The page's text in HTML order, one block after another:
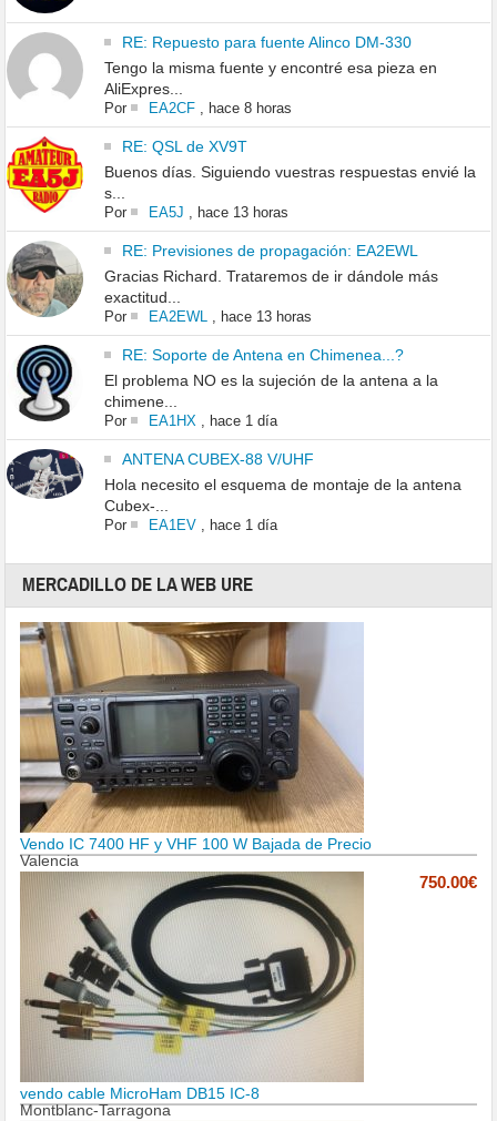
RE: Repuesto para fuente Alinco DM-330
Tengo la misma fuente y encontré esa pieza en
AliExpres...
Por EA2CF, hace 8 horas
RE: QSL de XV9T
Buenos días. Siguiendo vuestras respuestas envié la
s...
Por EA5J hace 13 horas
RE: Previsiones de propagación: EA2EWL
Gracias Richard. Trataremos de ir dándole más
exactitud...
Por EA2EWL hace 13 horas
RE: Soporte de Antena en Chimenea...?
El problema NO es la sujeción de la antena a la
chimene...
Por EA1HX hace 1 día
ANTENA CUBEX-88 V/UHF
Hola necesito el esquema de montaje de la antena
Cubex-...
Por EA1EV, hace 1 día
MERCADILLO DE LA WEB URE
Vendo IC 7400 HF y VHF 100 W Bajada de Precio
Valencia
750.00€
vendo cable MicroHam DB15 IC-8
Montblanc-Tarragona